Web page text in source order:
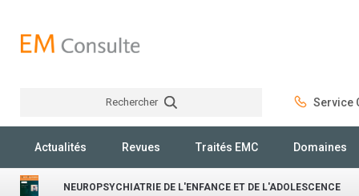
Rechercher Service
Actualités Revues Traités EMC Domaines
NEUROPSYCHIATRIE DE L'ENFANCE ET DE L'ADOLESCENCE